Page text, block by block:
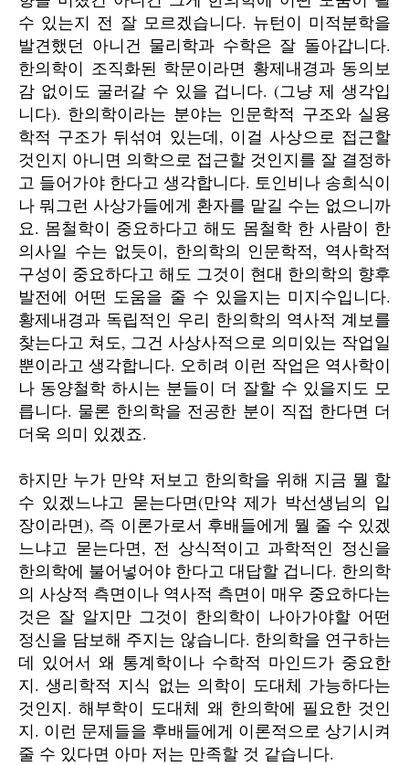
수 있는지 전 잘 모르겠습니다. 뉴턴이 미적분학을
발견했던 아니건 물리학과 수학은 잘 돌아갑니다.
한의학이 조직화된 학문이라면 황제내경과 동의보
감 없이도 굴러갈 수 있을 겁니다. (그냥 제 생각입
니다). 한의학이라는 분야는 인문학적 구조와 실용
학적 구조가 뒤섞여 있는데, 이걸 사상으로 접근할
것인지 아니면 의학으로 접근할 것인지를 잘 결정하
고 들어가야 한다고 생각합니다. 토인비나 송희식이
나 뭐그런 사상가들에게 환자를 맡길 수는 없으니까
요. 몸철학이 중요하다고 해도 몸철학 한 사람이 한
의사일 수는 없듯이, 한의학의 인문학적, 역사학적
구성이 중요하다고 해도 그것이 현대 한의학의 향후
발전에 어떤 도움을 줄 수 있을지는 미지수입니다.
황제내경과 독립적인 우리 한의학의 역사적 계보를
찾는다고 쳐도, 그건 사상사적으로 의미있는 작업일
뿐이라고 생각합니다. 오히려 이런 작업은 역사학이
나 동양철학 하시는 분들이 더 잘할 수 있을지도 모
릅니다. 물론 한의학을 전공한 분이 직접 한다면 더
더욱 의미 있겠죠.
하지만 누가 만약 저보고 한의학을 위해 지금 뭘 할
수 있겠느냐고 묻는다면(만약 제가 박선생님의 입
장이라면), 즉 이론가로서 후배들에게 뭘 줄 수 있겠
느냐고 묻는다면, 전 상식적이고 과학적인 정신을
한의학에 불어넣어야 한다고 대답할 겁니다. 한의학
의 사상적 측면이나 역사적 측면이 매우 중요하다는
것은 잘 알지만 그것이 한의학이 나아가야할 어떤
정신을 담보해 주지는 않습니다. 한의학을 연구하는
데 있어서 왜 통계학이나 수학적 마인드가 중요한
지. 생리학적 지식 없는 의학이 도대체 가능하다는
것인지. 해부학이 도대체 왜 한의학에 필요한 것인
지. 이런 문제들을 후배들에게 이론적으로 상기시켜
줄 수 있다면 아마 저는 만족할 것 같습니다.